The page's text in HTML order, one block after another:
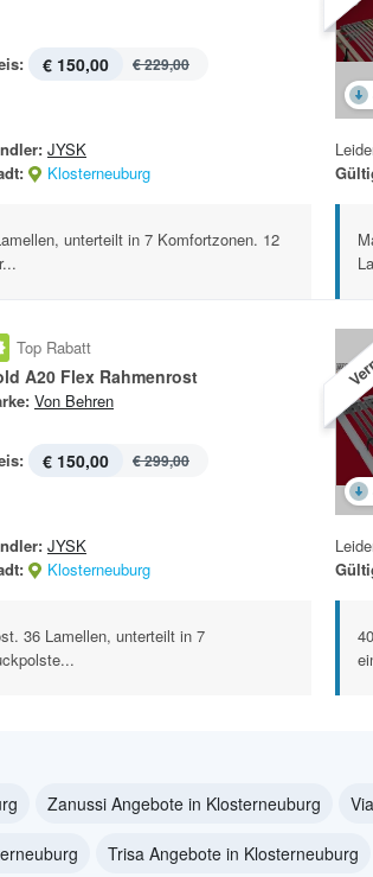
€ 150,00 € 229,00
JYSK
Klosterneuburg
unterteilt in 7 Komfortzonen. 12
Top Rabatt
A20 Flex Rahmenrost
Von Behren
€ 150,00 € 299,00
JYSK
Klosterneuburg
36 Lamellen, unterteilt in 7
Zanussi Angebote in Klosterneuburg
Trisa Angebote in Klosterneuburg